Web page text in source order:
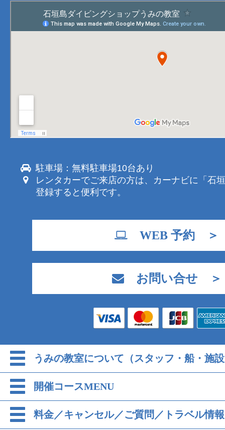
駐車場：無料駐車場10台あり
レンタカーでご来店の方は、カーナビに「石
登録すると便利です。
WEB 予約 ＞
お問い合せ ＞
うみの教室について（スタッフ・船・施
開催コースMENU
料金／キャンセル／ご質問／トラベル情報